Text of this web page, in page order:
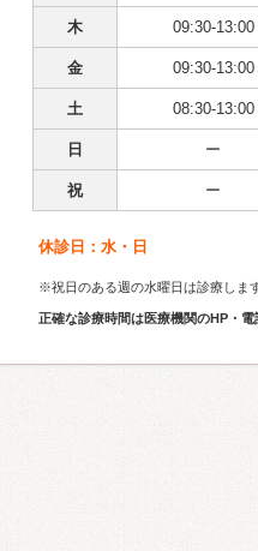
木 09:30-13:00
金 09:30-13:00
土 08:30-13:00
日 ー
祝 ー
休診日：水・日
※祝日のある週の水曜日は診療しま
正確な診療時間は医療機関のHP・